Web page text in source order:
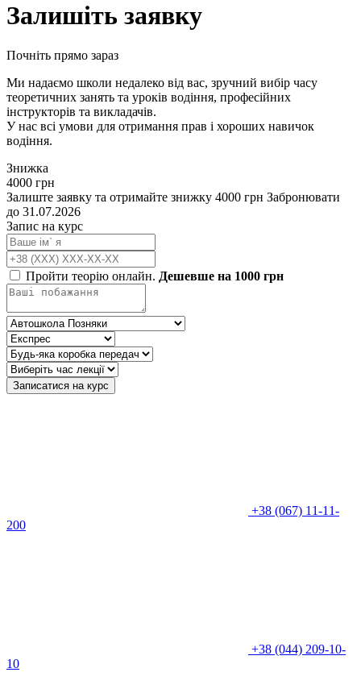
Залишіть заявку
Почніть прямо зараз
Ми надаємо школи недалеко від вас, зручний вибір часу
теоретичних занять та уроків водіння, професійних
інструкторів та викладачів.
У нас всі умови для отримання прав і хороших навичок
водіння.
Знижка
4000 грн
Залиште заявку та отримайте знижку 4000 грн Забронювати
до 31.07.2026
Запис на курс
Пройти теорію онлайн. Дешевше на 1000 грн
Записатися на курс
+38 (067) 11-11-
200
+38 (044) 209-10-
10